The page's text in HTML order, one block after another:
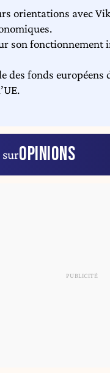
orientations avec
son fonctionnement
fonds
OPINIONS